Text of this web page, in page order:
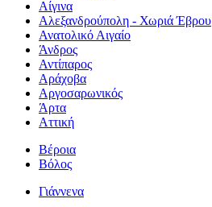
Αίγινα
Αλεξανδρούπολη - Χωριά Έβρου
Ανατολικό Αιγαίο
Άνδρος
Αντίπαρος
Αράχοβα
Αργοσαρωνικός
Άρτα
Αττική
Βέροια
Βόλος
Γιάννενα